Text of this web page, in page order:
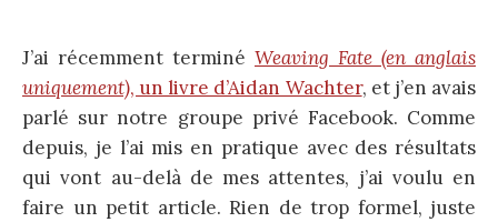
J’ai récemment terminé Weaving Fate (en anglais
uniquement), un livre d’Aidan Wachter, et j’en avais
parlé sur notre groupe privé Facebook. Comme
depuis, je l’ai mis en pratique avec des résultats
qui vont au-delà de mes attentes, j’ai voulu en
faire un petit article. Rien de trop formel, juste